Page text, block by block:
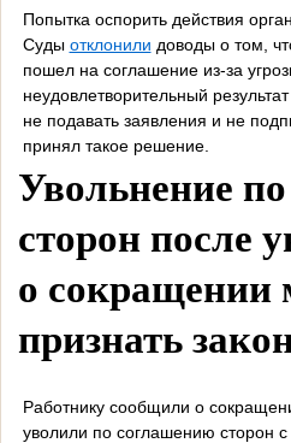
Попытка оспорить действия
Суды отклонили доводы о том,
пошел на соглашение из-за
неудовлетворительный
не подавать заявления и не
принял такое решение.
Увольнение
сторон после
о сокращении
признать
Работнику сообщили о
уволили по соглашению сторон